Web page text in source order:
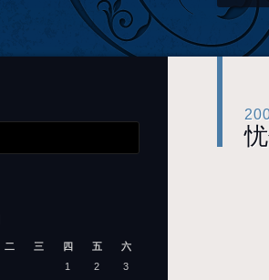
二 三 四 五
六
1
2
3